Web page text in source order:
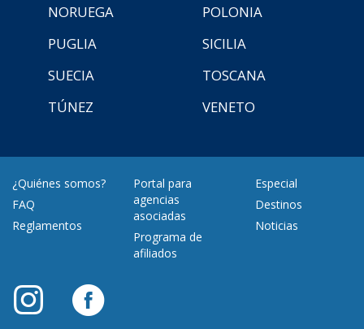
NORUEGA
POLONIA
PUGLIA
SICILIA
SUECIA
TOSCANA
TÚNEZ
VENETO
¿Quiénes somos?
FAQ
Reglamentos
Portal para
agencias
asociadas
Programa de
afiliados
Especial
Destinos
Noticias